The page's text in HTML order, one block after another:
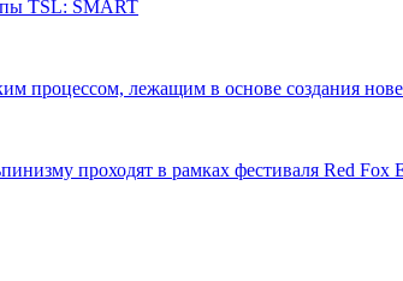
TSL: SMART
процессом, лежащим в основе создания
проходят в рамках фестиваля Red Fox